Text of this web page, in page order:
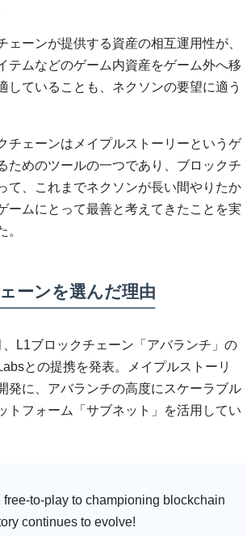
ェーンが提供する資産の相互運用性が、
テムなどのゲーム内資産をゲーム外へ移
していることも、ネクソンの要望に適う
チェーンはメイプルストーリーというゲ
ためのツールの一つであり、ブロックチ
て、これまでネクソンが長い間やりたか
ームにとって最善と考えてきたことを実
。
ーンを選んだ理由
L1ブロックチェーン「アバランチ」の
との提携を発表。メイプルストーリ
発に、アバランチの高度にスケーラブル
トフォーム「サブネット」を活用してい
free-to-play to championing blockchain
continues to evolve!